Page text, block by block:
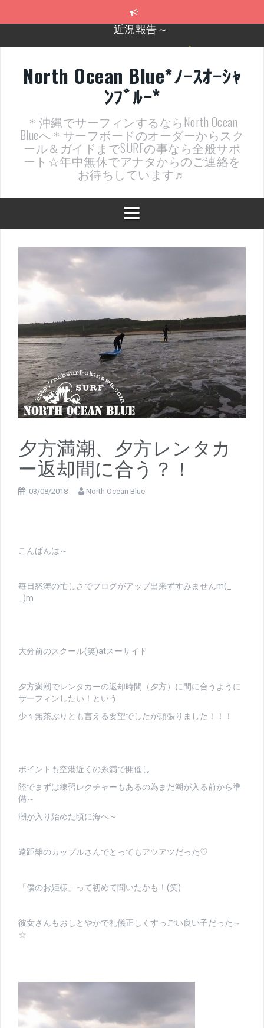
2026年明けました〜
近況報告ww
ヤッチマッターーーー！！！
支部長就任報告と支部予選・検定開催決定！
近況報告～
North Ocean Blue*ﾉｰｽｵｰｼｬ
ﾝﾌﾞﾙｰ*
＊沖縄でサーフィンするならNorth Ocean
Blueへ＊サーフボードのオーダーからスク
ール＆ガイドまでSURFの事なら全般サポ
ート☆年中無休でアナタからのご連絡を
お待ちしています♬
夕方満潮、夕方レンタカ
ー返却間に合う？！
03/08/2018 North Ocean Blue
こんばんは～
毎日怒涛の忙しさでブログがアップ出来ずすみませんm(_
_)m
大分前のスクール(笑)atスーサイド
夕方満潮でレンタカーの返却時間（夕方）に間に合うように
サーフィンしたい！という
少々無茶ぶりとも言える要望でしたが頑張りました！！！
ポイントも空港近くの糸満で開催し
陸でまずは練習レクチャーもあるの為まだ潮が入る前から準
備～
潮が入り始めた頃に海へ～
遠距離のカップルさんでとってもアツアツだった♡
「僕のお姫様」って初めて聞いたかも！(笑)
彼女さんもおしとやかで礼儀正しくすっごい良い子だった～
☆